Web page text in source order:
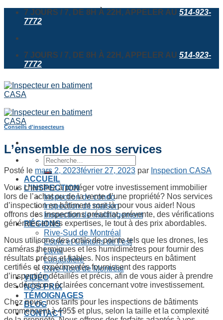
Skip
7 JOURS / 7, DE 8H À 22H, APPELER AU 514-923-
7772
7 JOURS / 7, DE 8H À 22H, APPELER AU 514-923-
7772
Recherche
pour :
ACCUEIL
L’INSPECTION
Inspection de condo
Inspection de maison
Inspection de multilogement
RÉGIONS
Rive-Sud de Montréal
Estrie et Cantons de l’est
Laval
Lanaudière
Rive-Nord de Montréal
VIDÉO
NOS PRIX
TÉMOIGNAGES
BLOG
CONTACT
Conseils d'inspecteurs
L’ensemble de nos services
Posté le mars 2, 2023février 27, 2023 par Inspection CASA
Vous cherchez à protéger votre investissement immobilier
lors de l’achat ou de la vente d’une propriété? Nos services
d’inspection en bâtiment sont là pour vous aider! Nous
offrons des inspections préachat, prévente, des vérifications
générales et des expertises, le tout à des prix abordables.
Nous utilisons des outils de pointe tels que les drones, les
caméras thermiques et les humidimètres pour fournir des
résultats précis et fiables. Nos inspecteurs en bâtiment
certifiés et expérimentés fournissent des rapports
d’inspection détaillés et précis, afin de vous aider à prendre
des décisions éclairées concernant votre investissement.
Chez nous, nos tarifs pour les inspections de bâtiments
commencent à 495$ et plus, selon la taille et la complexité